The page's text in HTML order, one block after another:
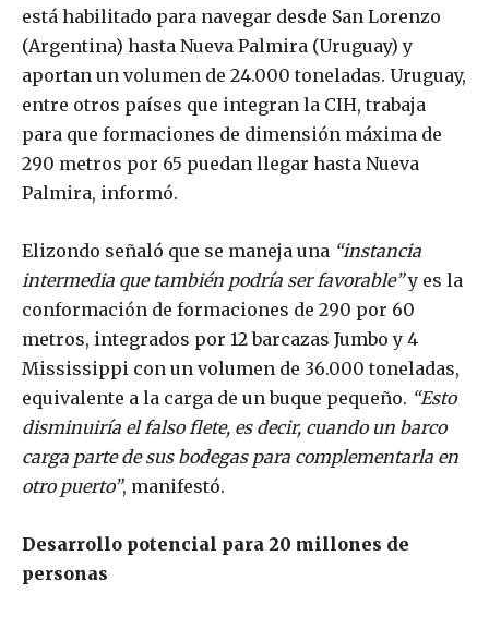
está habilitado para navegar desde San Lorenzo
(Argentina) hasta Nueva Palmira (Uruguay) y
aportan un volumen de 24.000 toneladas. Uruguay,
entre otros países que integran la CIH, trabaja
para que formaciones de dimensión máxima de
290 metros por 65 puedan llegar hasta Nueva
Palmira, informó.
Elizondo señaló que se maneja una “instancia
intermedia que también podría ser favorable”y es la
conformación de formaciones de 290 por 60
metros, integrados por 12 barcazas Jumbo y 4
Mississippi con un volumen de 36.000 toneladas,
equivalente a la carga de un buque pequeño. “Esto
disminuiría el falso flete, es decir, cuando un barco
carga parte de sus bodegas para complementarla en
otro puerto”, manifestó.
Desarrollo potencial para 20 millones de
personas